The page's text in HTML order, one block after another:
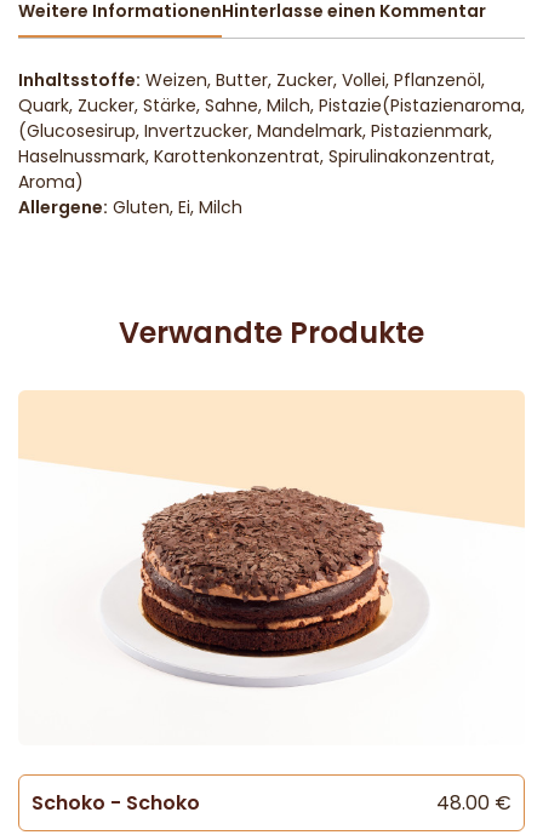
Weitere InformationenHinterlasse einen Kommentar
Inhaltsstoffe: Weizen, Butter, Zucker, Vollei, Pflanzenöl,
Quark, Zucker, Stärke, Sahne, Milch, Pistazie(Pistazienaroma,
(Glucosesirup, Invertzucker, Mandelmark, Pistazienmark,
Haselnussmark, Karottenkonzentrat, Spirulinakonzentrat,
Aroma)
Allergene: Gluten, Ei, Milch
Verwandte Produkte
Schoko - Schoko 48.00 €